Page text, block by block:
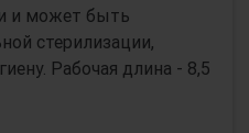
и может быть
стерилизации,
Рабочая длина - 8,5